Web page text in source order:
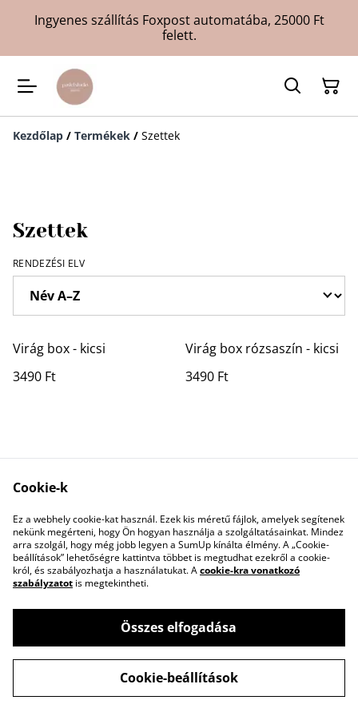
Ingyenes szállítás Foxpost automatába, 25000 Ft
felett.
Kezdőlap / Termékek / Szettek
Szettek
RENDEZÉSI ELV
Virág box - kicsi
3490 Ft
Virág box rózsaszín - kicsi
3490 Ft
Contact Us
Legal Terms
Privacy Policy
Cookie Policy
©2026Pastel Studio Budapest
powered by
Cookie-k
Ez a webhely cookie-kat használ. Ezek kis méretű fájlok, amelyek segítenek
nekünk megérteni, hogy Ön hogyan használja a szolgáltatásainkat. Mindez
arra szolgál, hogy még jobb legyen a SumUp kínálta élmény. A „Cookie-
beállítások” lehetőségre kattintva többet is megtudhat ezekről a cookie-
król, és szabályozhatja a használatukat. Acookie-kra vonatkozó
szabályzatot is megtekintheti.
Összes elfogadása
Cookie-beállítások